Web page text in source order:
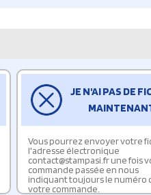
JE N'AI PAS DE
Vous pourrez envoyer votre
l'adresse électronique
contact@stampasi.fr une fois
commande passée en nous
indiquant toujours le numéro
votre commande.